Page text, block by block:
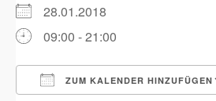
28.01.2018
09:00 - 21:00
ZUM KALENDER HINZUFÜGEN